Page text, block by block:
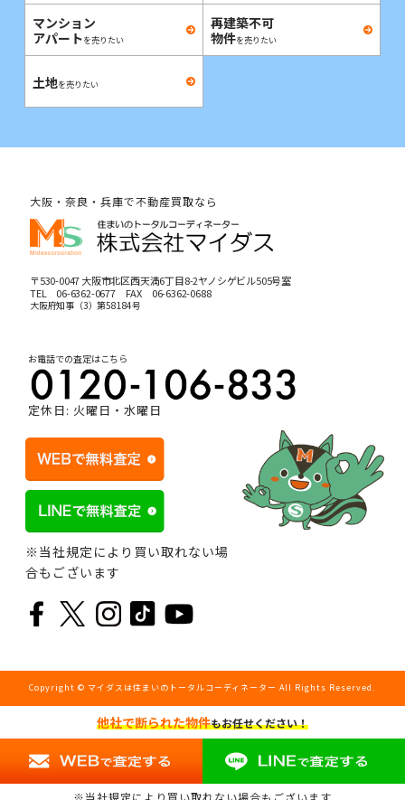
マンション
アパートを売りたい
再建築不可
物件を売りたい
土地を売りたい
他社で断られた物件もお任せください！
※当社規定により買い取れない場合もございます
大阪・奈良・兵庫で不動産買取なら
〒530-0047 大阪市北区西天満6丁目8-2ヤノシゲビル505号室
TEL 06-6362-0677FAX 06-6362-0688
大阪府知事（3）第58184号
お電話での査定はこちら
定休日: 火曜日・水曜日
※当社規定により買い取れない場
合もございます
Copyright © マイダスは住まいのトータルコーディネーター All Rights Reserved.